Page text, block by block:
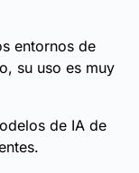
entornos de
su uso es muy
de IA de